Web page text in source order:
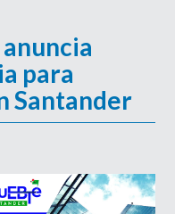
para
Santander